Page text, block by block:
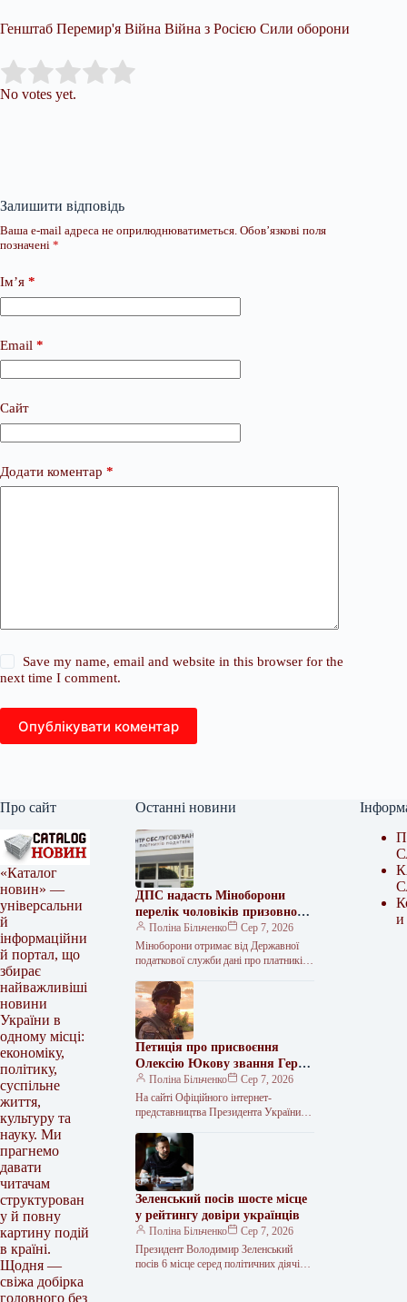
Генштаб Перемир'я Війна Війна з Росією Сили оборони
Rate this item:
No votes yet.
Залишити відповідь
Ваша e-mail адреса не оприлюднюватиметься. Обов’язкові поля
позначені *
Ім’я *
Email *
Сайт
Додати коментар *
Save my name, email and website in this browser for the
next time I comment.
Опублікувати коментар
Про сайт
«Каталог
новин» —
універсальни
й
інформаційни
й портал, що
збирає
найважливіші
новини
України в
одному місці:
економіку,
політику,
суспільне
життя,
культуру та
науку. Ми
прагнемо
давати
читачам
структурован
у й повну
картину подій
в країні.
Щодня —
свіжа добірка
головного без
Останні новини
ДПС надасть Міноборони
перелік чоловіків призовного
вікуПоліна Більченко
Сер 7, 2026
Міноборони отримає від Державної
податкової служби дані про платників
передасть Міністерству оборони дані з
реєстру фізичних…
Петиція про присвоєння
Олексію Юкову звання Героя
України набрала необхідні
голоси
Поліна Більченко
Сер 7, 2026
На сайті Офіційного інтернет-
представництва Президента України
петицією щодо надання звання Героя
України (посмертно) керівникові
Зеленський посів шосте місце
у рейтингу довіри українців
Поліна Більченко
Сер 7, 2026
Президент Володимир Зеленський
посів 6 місце серед політичних діячів,
и